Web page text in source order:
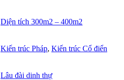
Diện tích 300m2 – 400m2
Kiến trúc Pháp, Kiến trúc Cổ điển
Lâu đài dinh thự